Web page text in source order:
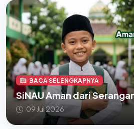
BACA SELENGKAPNYA
SiNAU Aman dari
09 Jul 2026